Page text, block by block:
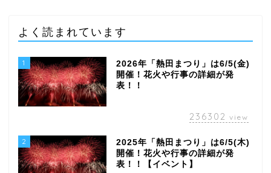
よく読まれています
1
2026年「熱田まつり」は6/5(金)
開催！花火や行事の詳細が発
表！！
236302 view
2
2025年「熱田まつり」は6/5(木)
開催！花火や行事の詳細が発
表！！【イベント】